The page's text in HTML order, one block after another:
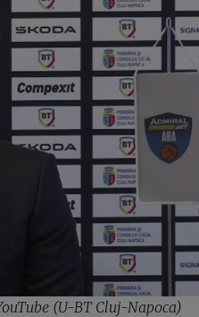
(U-BT Cluj-Napoca)